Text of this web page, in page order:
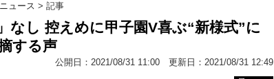
ュース 記事
なし 控えめに甲子園V喜ぶ“新様式”に
する声
公開日： 2021/08/31 11:00 更新日： 2021/08/31 12:49